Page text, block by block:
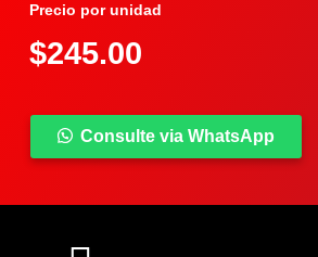
Precio por unidad
$245.00
Consulte via WhatsApp